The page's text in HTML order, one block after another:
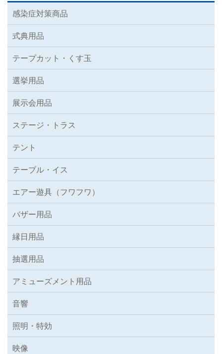
感染症対策商品
式典用品
テープカット・くす玉
選挙用品
展示会用品
ステージ・トラス
テント
テーブル・イス
エアー遊具（フワフワ）
バザー用品
縁日用品
抽選用品
アミューズメント用品
音響
照明・特効
映像